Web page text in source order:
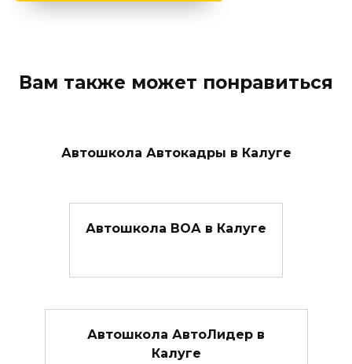
Вам также может понравиться
Автошкола Автокадры в Калуге
Автошкола ВОА в Калуге
Автошкола АвтоЛидер в
Калуге